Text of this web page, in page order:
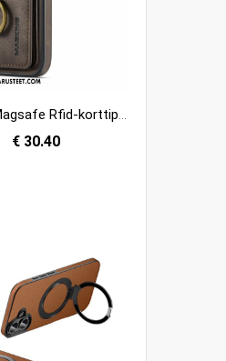
€ 30.40